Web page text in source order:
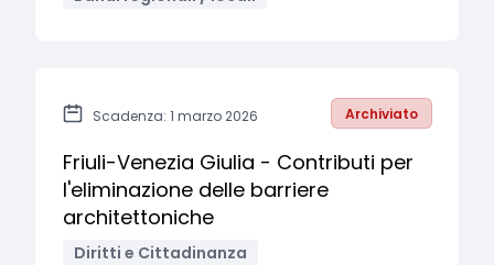
Scadenza: 1 marzo 2026 Archiviato
Friuli-Venezia Giulia - Contributi per
l'eliminazione delle barriere
architettoniche
Diritti e Cittadinanza